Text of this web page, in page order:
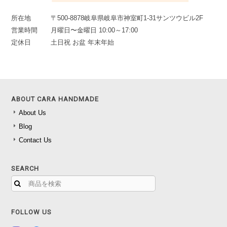
所在地
〒500-8878岐阜県岐阜市神室町1-31サンツウビル2F
営業時間
月曜日〜金曜日 10:00～17:00
定休日
土日祝 お盆 年末年始
ABOUT CARA HANDMADE
About Us
Blog
Contact Us
SEARCH
FOLLOW US